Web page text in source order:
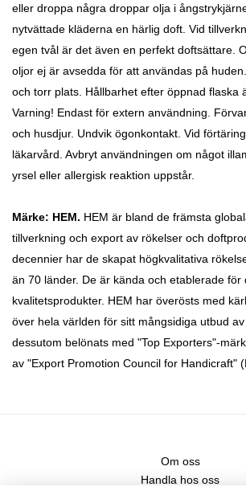
eller droppa några droppar olja i
nytvättade kläderna en härlig doft. Vid
egen tvål är det även en perfekt doftsättare.
oljor ej är avsedda för att användas på huden.
och torr plats. Hållbarhet efter öppnad flaska
Varning! Endast för extern användning.
och husdjur. Undvik ögonkontakt. Vid
läkarvård. Avbryt användningen om något
yrsel eller allergisk reaktion uppstår.
Märke: HEM. HEM är bland de främsta
tillverkning och export av rökelser och
decennier har de skapat högkvalitativa
än 70 länder. De är kända och etablerade för
kvalitetsprodukter. HEM har överösts med
över hela världen för sitt mångsidiga utbud
dessutom belönats med "Top Exporters"-
av "Export Promotion Council for Handicraft"
Om oss
Handla hos oss